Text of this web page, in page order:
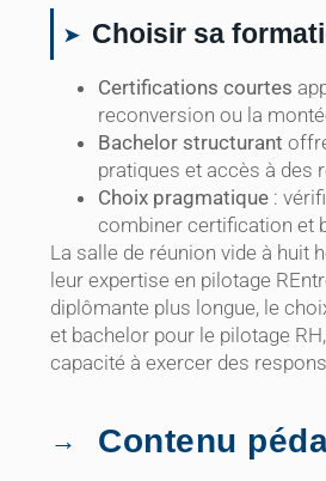
Choisir sa
Certifications courtes
reconversion ou la
Bachelor structurant
pratiques et accès à des
Choix pragmatique :
combiner certification et
La salle de réunion vide à huit
leur expertise en pilotage
diplômante plus longue, le
et bachelor pour le pilotage
capacité à exercer des
Contenu